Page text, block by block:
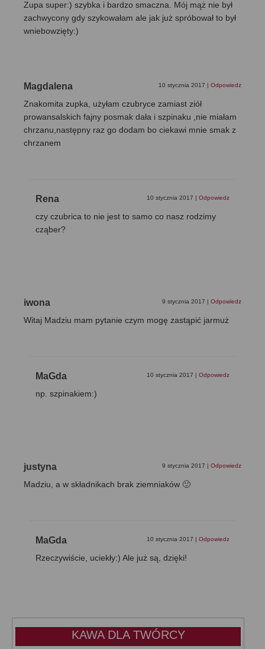
Zupa super:) szybka i bardzo smaczna. Mój mąż nie był
zachwycony gdy szykowałam ale jak już spróbował to był
wniebowzięty:)
Magdalena 10 stycznia 2017 | Odpowiedz
Znakomita zupka, użyłam czubryce zamiast ziół
prowansalskich fajny posmak dała i szpinaku ,nie miałam
chrzanu,następny raz go dodam bo ciekawi mnie smak z
chrzanem
Rena 10 stycznia 2017 | Odpowiedz
czy czubrica to nie jest to samo co nasz rodzimy
cząber?
iwona 9 stycznia 2017 | Odpowiedz
Witaj Madziu mam pytanie czym mogę zastąpić jarmuż
MaGda 10 stycznia 2017 | Odpowiedz
np. szpinakiem:)
justyna 9 stycznia 2017 | Odpowiedz
Madziu, a w składnikach brak ziemniaków 🙂
MaGda 10 stycznia 2017 | Odpowiedz
Rzeczywiście, uciekły:) Ale już są, dzięki!
KAWA DLA TWÓRCY